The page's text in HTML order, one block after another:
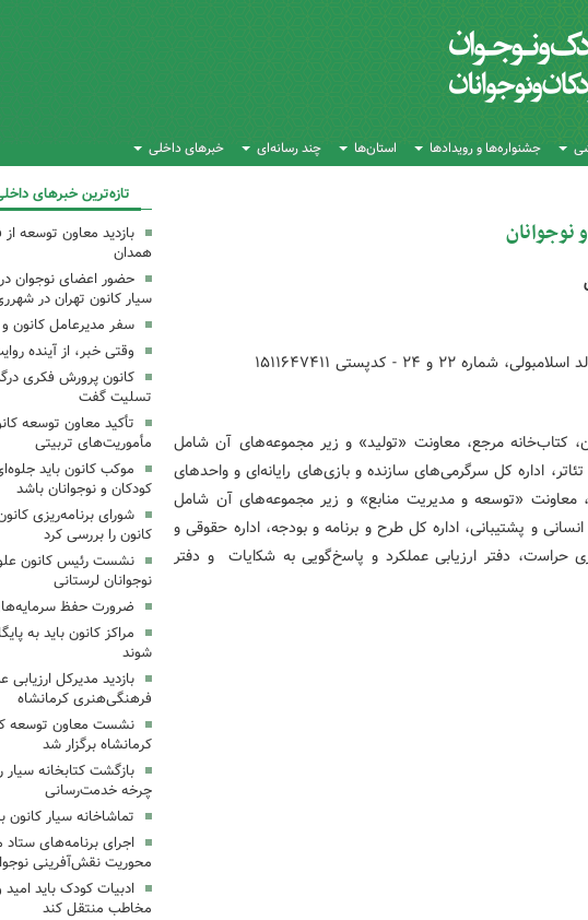
جشنواره‌ها و رویدادها استان‌ها چند رسانه‌ای خبرهای داخلی
و ۲۴ - کدپستی ۱۵۱۱۶۴۷۴۱۱
کتاب‌خانه مرجع، معاونت‌ «تولید» و زیر مجموعه‌های آن شامل
اداره کل سرگرمی‌های سازنده و بازی‌های رایانه‌ای و واحدهای
معاونت «توسعه و مدیریت منابع» و زیر مجموعه‌های آن شامل
و پشتیبانی، اداره کل طرح و برنامه و بودجه، اداره حقوقی و
ﺣﺮاﺳت، دﻓﺘﺮ ارزﯾﺎﺑﯽ ﻋﻤﻠﮑﺮد و ﭘﺎﺳخ‌گوﯾﯽ ﺑﻪ ﺷﮑاﯾﺎت و دﻓﺘﺮ
تازه‌ترین خبرهای
بازدید معاون توسعه
همدان
حضور اعضای نوجوان در
سیار کانون تهران در
سفر مدیرعامل کانون
وقتی خبر، از آینده
کانون پرورش فکری
تسلیت گفت
تأکید معاون توسعه
مأموریت‌های تربیتی
موکب کانون باید
کودکان و نوجوانان باشد
شورای برنامه‌ریزی
کانون را بررسی کرد
نشست رئیس کانون
نوجوانان لرستانی
ضرورت حفظ
مراکز کانون باید به
شوند
بازدید مدیرکل ارزیابی
فرهنگی‌هنری کرمانشاه
نشست معاون توسعه
کرمانشاه برگزار شد
بازگشت کتابخانه
چرخه خدمت‌رسانی
تماشاخانه سیار
اجرای برنامه‌های ستاد
محوریت نقش‌آفرینی
ادبیات کودک باید
مخاطب منتقل کند